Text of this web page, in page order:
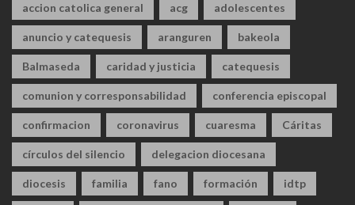
accion catolica general acg adolescentes
anuncio y catequesis aranguren bakeola
Balmaseda caridad y justicia catequesis
comunion y corresponsabilidad conferencia episcopal
confirmacion coronavirus cuaresma Cáritas
círculos del silencio delegacion diocesana
diocesis familia fano formación idtp